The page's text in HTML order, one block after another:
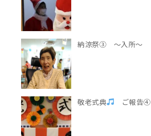
納涼祭③ ～入所～
敬老式典 ご報告④